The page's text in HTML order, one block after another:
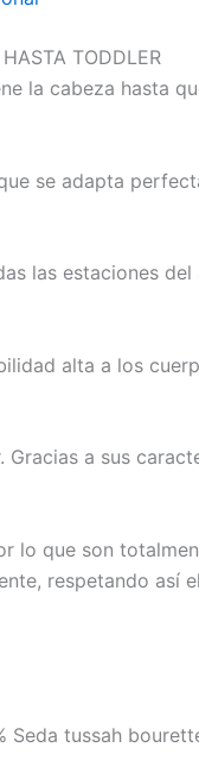
TODDLER
la cabeza hasta
se adapta
las estaciones
alta a los
a sus
lo que son
respetando así
Seda tussah